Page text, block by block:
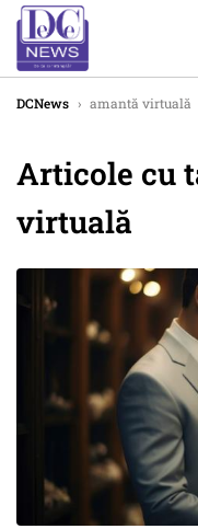
DCNews › amantă virtuală
Articole cu
virtuală